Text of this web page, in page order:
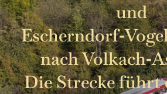
und
nach
Die Strecke führt